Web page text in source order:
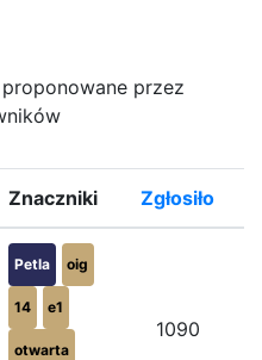
przez
Znaczniki Zgłosiło
Petla oig
14 e1
otwarta
1090